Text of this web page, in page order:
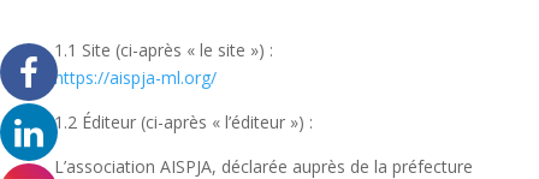
1.1 Site (ci-après « le site ») :
https://aispja-ml.org/
1.2 Éditeur (ci-après « l’éditeur ») :
L’association AISPJA, déclarée auprès de la préfecture